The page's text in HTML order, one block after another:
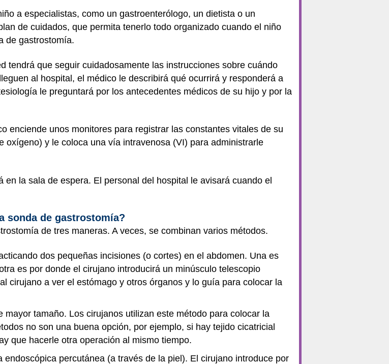
a especialistas, como un gastroenterólogo, un dietista o un
de cuidados, que permita tenerlo todo organizado cuando el niño
de gastrostomía.
tendrá que seguir cuidadosamente las instrucciones sobre cuándo
al hospital, el médico le describirá qué ocurrirá y responderá a
le preguntará por los antecedentes médicos de su hijo y por la
enciende unos monitores para registrar las constantes vitales de su
oxígeno) y le coloca una vía intravenosa (VI) para administrarle
la sala de espera. El personal del hospital le avisará cuando el
sonda de gastrostomía?
de tres maneras. A veces, se combinan varios métodos.
dos pequeñas incisiones (o cortes) en el abdomen. Una es
es por donde el cirujano introducirá un minúsculo telescopio
cirujano a ver el estómago y otros órganos y lo guía para colocar la
mayor tamaño. Los cirujanos utilizan este método para colocar la
no son una buena opción, por ejemplo, si hay tejido cicatricial
que hacerle otra operación al mismo tiempo.
endoscópica percutánea (a través de la piel). El cirujano introduce por